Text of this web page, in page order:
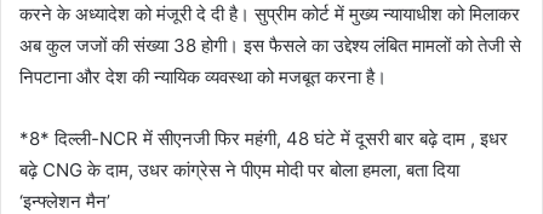
करने के अध्यादेश को मंजूरी दे दी है। सुप्रीम कोर्ट में मुख्य न्यायाधीश को मिलाकर
अब कुल जजों की संख्या 38 होगी। इस फैसले का उद्देश्य लंबित मामलों को तेजी से
निपटाना और देश की न्यायिक व्यवस्था को मजबूत करना है।
*8* दिल्ली-NCR में सीएनजी फिर महंगी, 48 घंटे में दूसरी बार बढ़े दाम , इधर
बढ़े CNG के दाम, उधर कांग्रेस ने पीएम मोदी पर बोला हमला, बता दिया
‘इन्फ्लेशन मैन’